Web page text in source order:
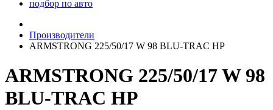
подбор по авто
Производители
ARMSTRONG 225/50/17 W 98 BLU-TRAC HP
ARMSTRONG 225/50/17 W 98
BLU-TRAC HP